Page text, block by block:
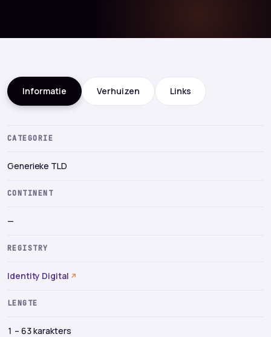
Informatie Verhuizen Links
CATEGORIE
Generieke TLD
CONTINENT
—
REGISTRY
Identity Digital
LENGTE
1 – 63 karakters